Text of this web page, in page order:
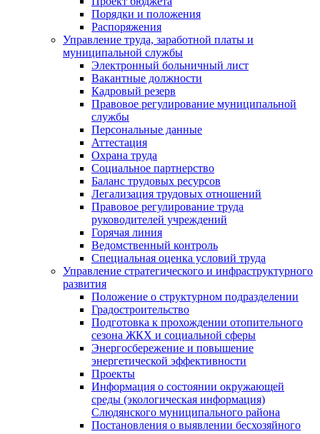
Порядки и положения
Распоряжения
Управление труда, заработной платы и
муниципальной службы
Электронный больничный лист
Вакантные должности
Кадровый резерв
Правовое регулирование муниципальной
службы
Персональные данные
Аттестация
Охрана труда
Социальное партнерство
Баланс трудовых ресурсов
Легализация трудовых отношений
Правовое регулирование труда
руководителей учреждений
Горячая линия
Ведомственный контроль
Специальная оценка условий труда
Управление стратегического и инфраструктурного
развития
Положение о структурном подразделении
Градостроительство
Подготовка к прохождении отопительного
сезона ЖКХ и социальной сферы
Энергосбережение и повышение
энергетической эффективности
Проекты
Информация о состоянии окружающей
среды (экологическая информация)
Слюдянского муниципального района
Постановления о выявлении бесхозяйного